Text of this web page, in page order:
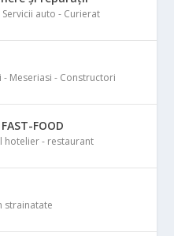
Servicii auto - Curierat
- Meseriasi - Constructori
FOOD
hotelier - restaurant
strainatate